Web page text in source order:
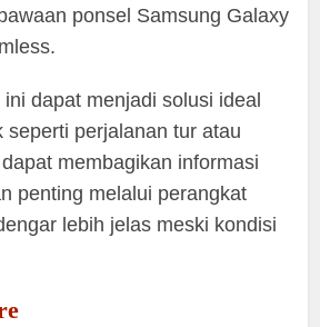
ponsel Samsung Galaxy
dapat menjadi solusi ideal
seperti perjalanan tur atau
membagikan informasi
penting melalui perangkat
lebih jelas meski kondisi